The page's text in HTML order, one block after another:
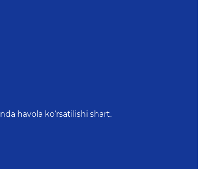
havola ko‘rsatilishi shart.